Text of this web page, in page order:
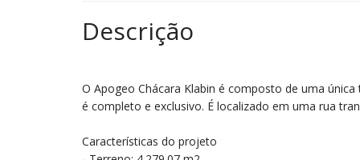
Descrição
O Apogeo Chácara Klabin é composto de uma
é completo e exclusivo. É localizado em uma rua
Características do projeto